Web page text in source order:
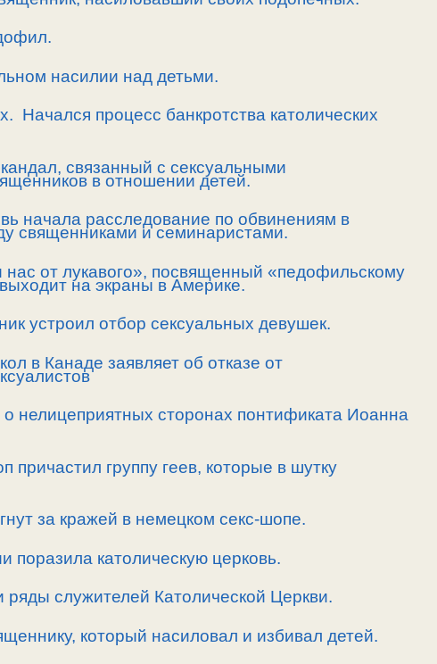
насилии над детьми.
Начался процесс банкротства католических
связанный с сексуальными
в отношении детей.
начала расследование по обвинениям в
священниками и семинаристами.
от лукавого», посвященный «педофильскому
на экраны в Америке.
устроил отбор сексуальных девушек.
в Канаде заявляет об отказе от
нелицеприятных сторонах понтификата Иоанна
группу геев, которые в шутку
за кражей в немецком секс-шопе.
католическую церковь.
служителей Католической Церкви.
который насиловал и избивал детей.